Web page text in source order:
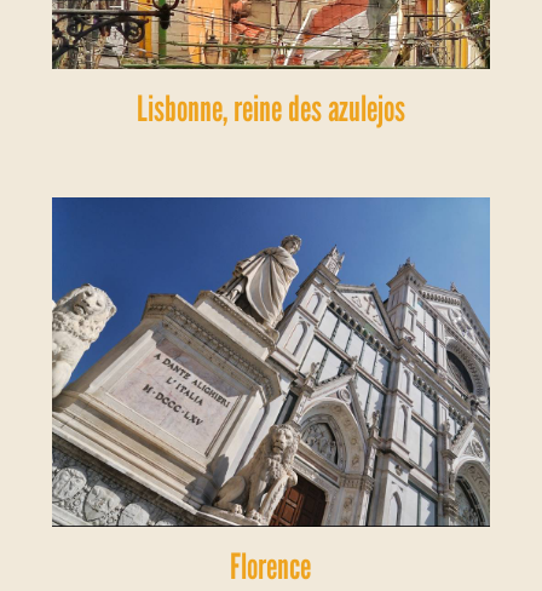
Lisbonne, reine des azulejos
Florence